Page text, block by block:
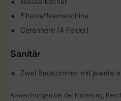
Filterkaffeemaschine
Ceranherd (4 Felder)
Sanitär
Zwei Badezimmer mit jeweils
Abweichungen bei der Einteilung,